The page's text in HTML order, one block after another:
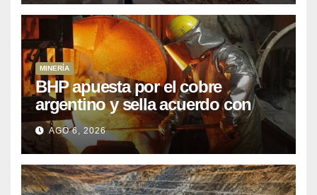
MINERÍA
BHP apuesta por el cobre
argentino y sella acuerdo con
Kobrea para siete proyecto
AGO 6, 2026